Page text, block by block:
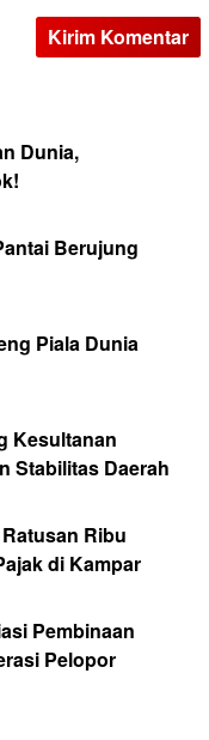
Dunia,
Berujung
Piala Dunia
Kesultanan
Stabilitas Daerah
Ribu
di Kampar
Pembinaan
Pelopor